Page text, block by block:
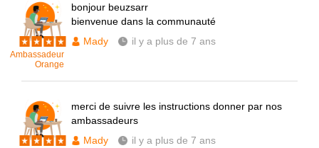
Ambassadeur
Orange
bonjour beuzsarr
bienvenue dans la communauté
Mady
il y a plus de 7 ans
merci de suivre les instructions donner par nos
ambassadeurs
Mady
il y a plus de 7 ans